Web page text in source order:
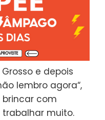
e depois
lembro agora“,
brincar com
trabalhar muito.